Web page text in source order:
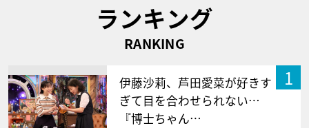
ランキング
RANKING
1
伊藤沙莉、芦田愛菜が好きす
ぎて目を合わせられない…
『博士ちゃん…